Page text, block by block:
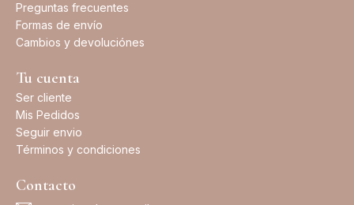
Preguntas frecuentes
Formas de envío
Cambios y devoluciónes
Tu cuenta
Ser cliente
Mis Pedidos
Seguir envio
Términos y condiciones
Contacto